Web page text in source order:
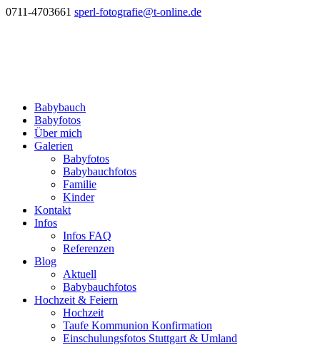
0711-4703661 sperl-fotografie@t-online.de
Babybauch
Babyfotos
Über mich
Galerien
Babyfotos
Babybauchfotos
Familie
Kinder
Kontakt
Infos
Infos FAQ
Referenzen
Blog
Aktuell
Babybauchfotos
Hochzeit & Feiern
Hochzeit
Taufe Kommunion Konfirmation
Einschulungsfotos Stuttgart & Umland